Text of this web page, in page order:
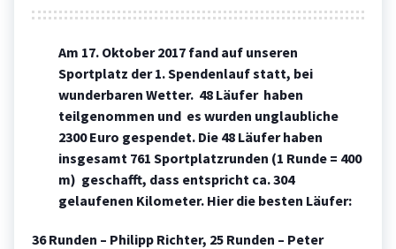
Am 17. Oktober 2017 fand auf unseren
Sportplatz der 1. Spendenlauf statt, bei
wunderbaren Wetter. 48 Läufer haben
teilgenommen und es wurden unglaubliche
2300 Euro gespendet. Die 48 Läufer haben
insgesamt 761 Sportplatzrunden (1 Runde = 400
m) geschafft, dass entspricht ca. 304
gelaufenen Kilometer. Hier die besten Läufer:
36 Runden – Philipp Richter, 25 Runden – Peter